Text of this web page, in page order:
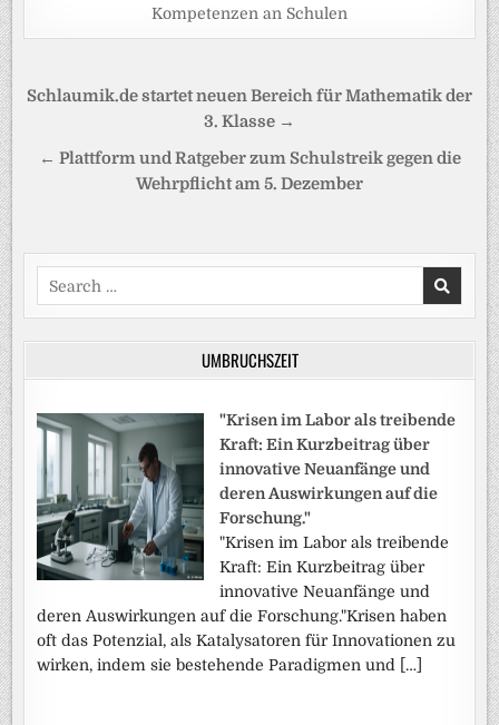
Kompetenzen an Schulen
Beitragsnavigation
Schlaumik.de startet neuen Bereich für Mathematik der
3. Klasse →
← Plattform und Ratgeber zum Schulstreik gegen die
Wehrpflicht am 5. Dezember
Search
for:
UMBRUCHSZEIT
"Krisen im Labor als treibende
Kraft: Ein Kurzbeitrag über
innovative Neuanfänge und
deren Auswirkungen auf die
Forschung."
"Krisen im Labor als treibende
Kraft: Ein Kurzbeitrag über
innovative Neuanfänge und
deren Auswirkungen auf die Forschung."Krisen haben
oft das Potenzial, als Katalysatoren für Innovationen zu
wirken, indem sie bestehende Paradigmen und […]